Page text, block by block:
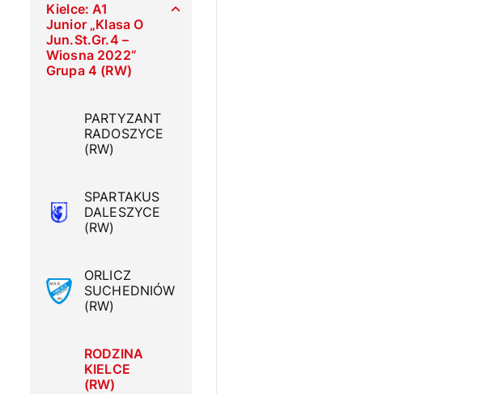
Kielce: A1
Junior „Klasa O
Jun.St.Gr.4 –
Wiosna 2022”
Grupa 4 (RW)
PARTYZANT
RADOSZYCE
(RW)
SPARTAKUS
DALESZYCE
(RW)
ORLICZ
SUCHEDNIÓW
(RW)
RODZINA
KIELCE
(RW)